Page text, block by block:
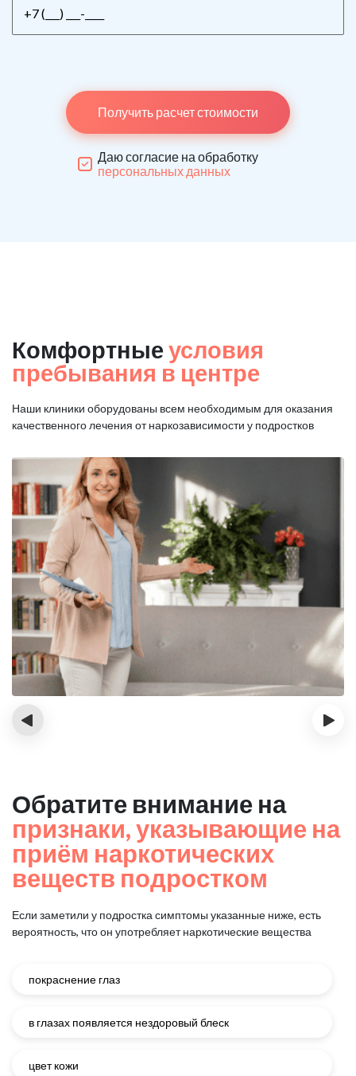
Получить расчет стоимости
Даю согласие на обработку
персональных данных
Комфортные условия
пребывания в центре
Наши клиники оборудованы всем необходимым для оказания
качественного лечения от наркозависимости у подростков
‹ ›
Обратите внимание на
признаки, указывающие на
приём наркотических
веществ подростком
Если заметили у подростка симптомы указанные ниже, есть
вероятность, что он употребляет наркотические вещества
покраснение глаз
в глазах появляется нездоровый блеск
цвет кожи